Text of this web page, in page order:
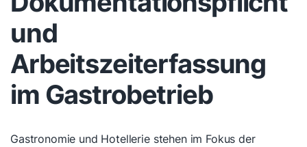
und
Arbeitszeiterfassung
im Gastrobetrieb
Gastronomie und Hotellerie stehen im Fokus der